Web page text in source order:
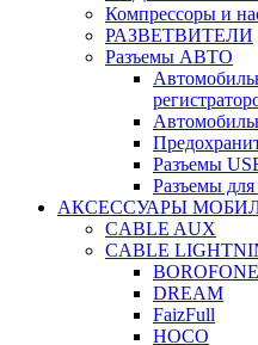
Компрессоры и
РАЗВЕТВИТЕЛИ
Разъемы АВТО
Разъемы
Разъемы
АКСЕССУАРЫ
CABLE AUX
CABLE
BOROFONE
DREAM
FaizFull
HOCO